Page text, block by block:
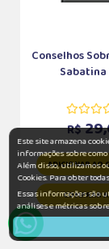
Conselhos
Sabatina
R$
ADICIONAR AO
COMPRAR
Este site armazena
informações sobre
Além disso, utilizamos
Cookies. Para obter
Essas informações são
análises e métricas